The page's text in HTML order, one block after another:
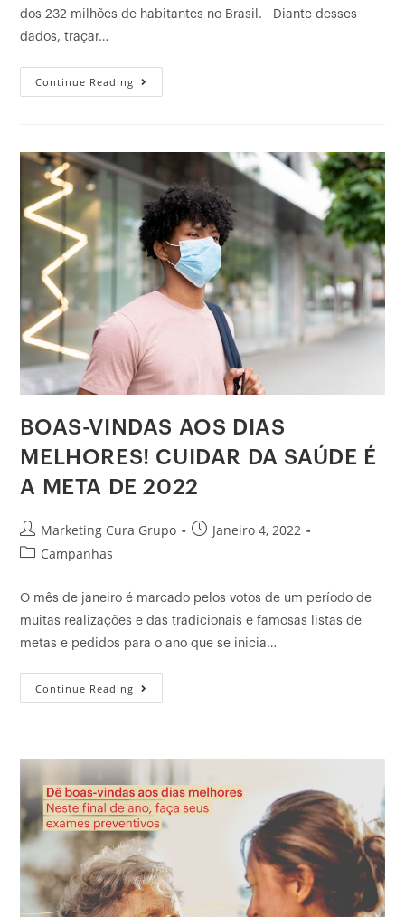
dos 232 milhões de habitantes no Brasil. Diante desses
dados, traçar…
Continue Reading
BOAS-VINDAS AOS DIAS
MELHORES! CUIDAR DA SAÚDE É
A META DE 2022
Marketing Cura Grupo
Janeiro 4, 2022
Campanhas
O mês de janeiro é marcado pelos votos de um período de
muitas realizações e das tradicionais e famosas listas de
metas e pedidos para o ano que se inicia…
Continue Reading